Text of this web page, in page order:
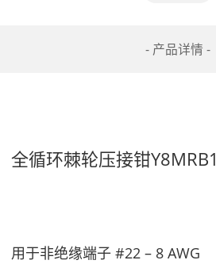
- 产品详情 -
全循环棘轮压接钳Y8MRB1
用于非绝缘端子 #22 – 8 AWG